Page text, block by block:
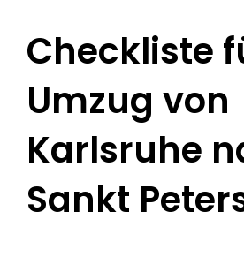
Checkliste
Umzug von
Karlsruhe
Sankt